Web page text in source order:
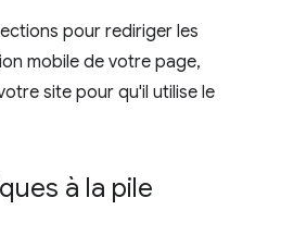
pour rediriger les
mobile de votre page,
site pour qu'il utilise le
à la pile